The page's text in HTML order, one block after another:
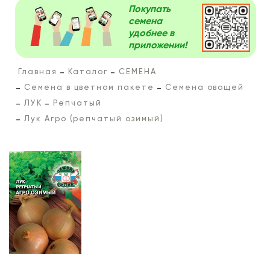
Покупать
семена
удобнее в
приложении!
Главная Каталог
СЕМЕНА
Семена в цветном пакете
Семена овощей
ЛУК
Репчатый
Лук Агро (репчатый озимый)